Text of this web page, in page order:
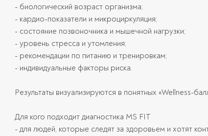
- биологический возраст организма;
- кардио-показатели и микроциркуляция;
- состояние позвоночника и мышечной нагрузки;
- уровень стресса и утомления;
- рекомендации по питанию и тренировкам;
- индивидуальные факторы риска.
Результаты визуализируются в понятных «Wellness-
Для кого подходит диагностика MS FIT
- для людей, которые следят за здоровьем и хотят